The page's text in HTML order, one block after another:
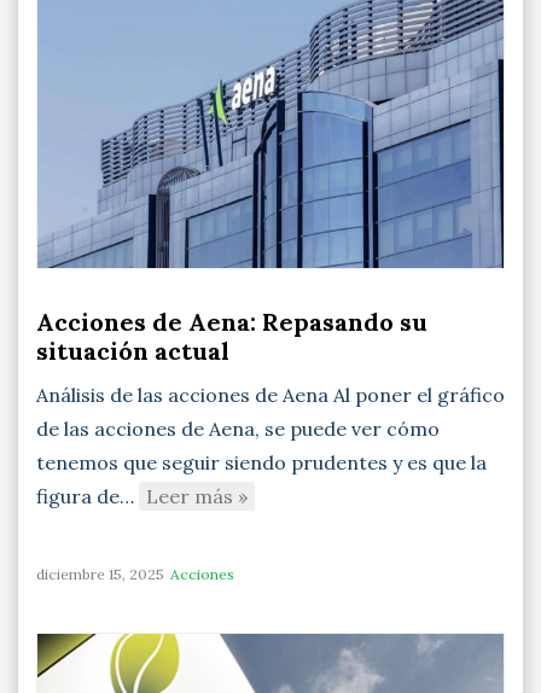
Acciones de Aena: Repasando su
situación actual
Análisis de las acciones de Aena Al poner el gráfico
de las acciones de Aena, se puede ver cómo
tenemos que seguir siendo prudentes y es que la
figura de… Leer más »
diciembre 15, 2025 Acciones